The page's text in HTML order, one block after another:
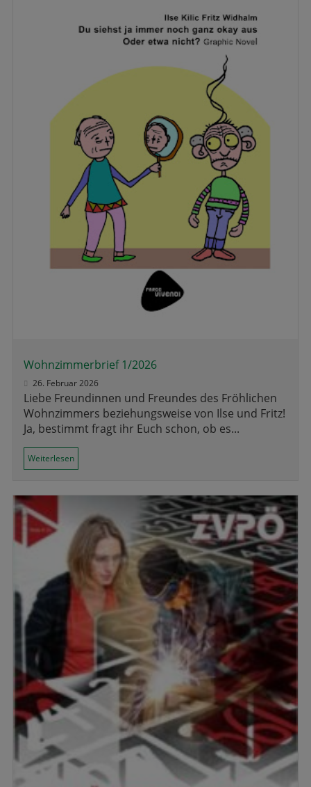
Wohnzimmerbrief 1/2026
26. Februar 2026
Liebe Freundinnen und Freundes des Fröhlichen
Wohnzimmers beziehungsweise von Ilse und Fritz!
Ja, bestimmt fragt ihr Euch schon, ob es...
Weiterlesen